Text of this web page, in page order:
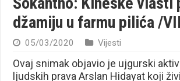
džamiju u farmu pilića /
05/03/2020 Vijesti
Ovaj snimak objavio je ujgurski
ljudskih prava Arslan Hidayat koji